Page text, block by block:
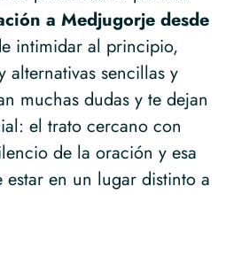
a Medjugorje desde
intimidar al principio,
alternativas sencillas y
muchas dudas y te dejan
el trato cercano con
de la oración y esa
en un lugar distinto a